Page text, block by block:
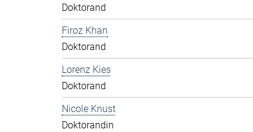
Doktorand
Firoz Khan
Doktorand
Lorenz Kies
Doktorand
Nicole Knust
Doktorandin